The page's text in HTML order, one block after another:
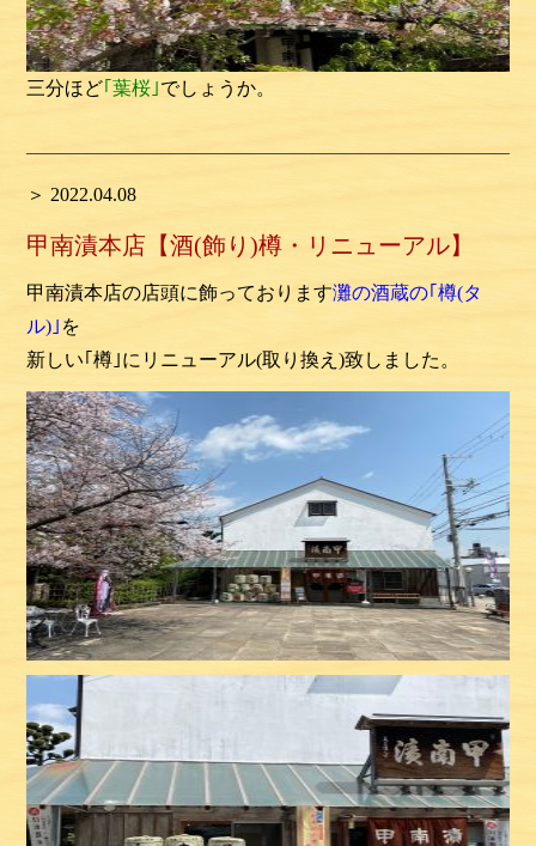
三分ほど｢葉桜｣でしょうか。
＞ 2022.04.08
甲南漬本店【酒(飾り)樽・リニューアル】
甲南漬本店の店頭に飾っております灘の酒蔵の｢樽(タ
ル)｣ を
新しい｢樽｣にリニューアル(取り換え)致しました。